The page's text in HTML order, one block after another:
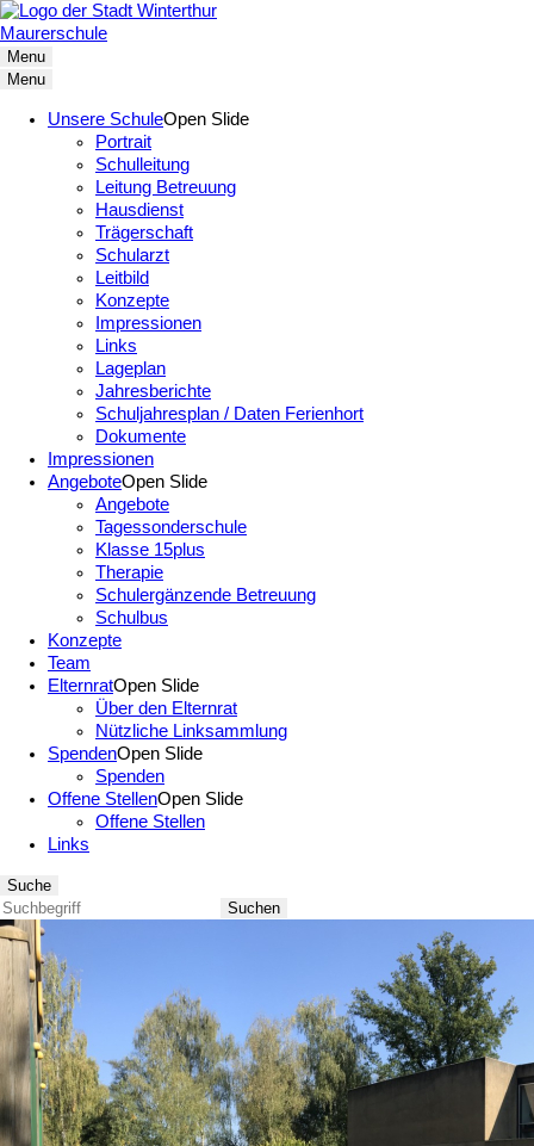
Maurerschule
Menu
Menu
Unsere SchuleOpen Slide
Portrait
Schulleitung
Leitung Betreuung
Hausdienst
Trägerschaft
Schularzt
Leitbild
Konzepte
Impressionen
Links
Lageplan
Jahresberichte
Schuljahresplan / Daten Ferienhort
Dokumente
Impressionen
AngeboteOpen Slide
Angebote
Tagessonderschule
Klasse 15plus
Therapie
Schulergänzende Betreuung
Schulbus
Konzepte
Team
ElternratOpen Slide
Über den Elternrat
Nützliche Linksammlung
SpendenOpen Slide
Spenden
Offene StellenOpen Slide
Offene Stellen
Links
Suche
Suchen